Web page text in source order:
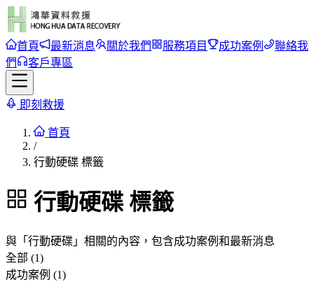
首頁 最新消息 關於我們 服務項目 成功案例
聯絡我
們
客戶專區
即刻救援
首頁
/
行動硬碟 標籤
行動硬碟 標籤
與「 行動硬碟 」相關的內容，包含成功案例和最新消息
全部 (1)
成功案例 (1)